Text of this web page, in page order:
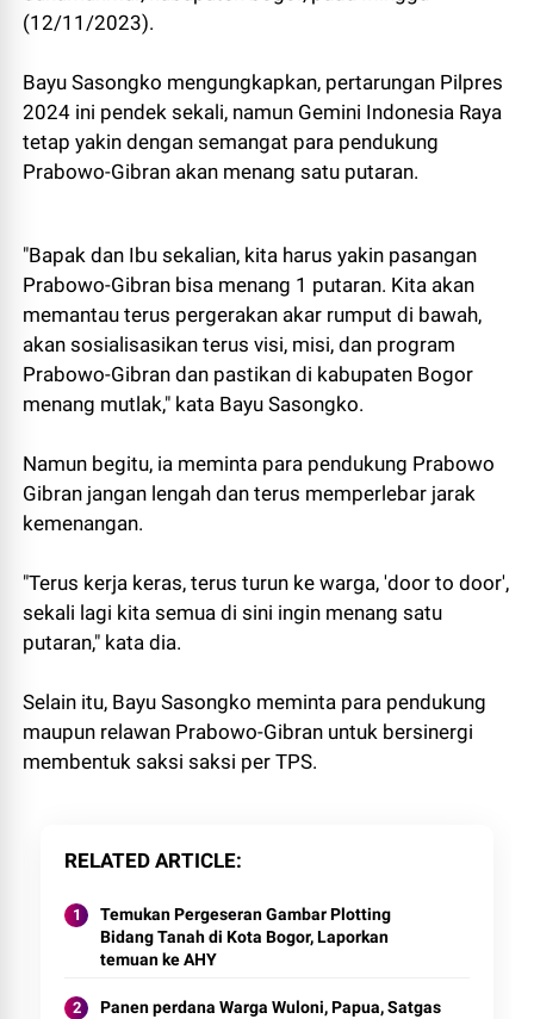
(12/11/2023).⁣
Bayu Sasongko mengungkapkan, pertarungan Pilpres
2024 ini pendek sekali, namun Gemini Indonesia Raya
tetap yakin dengan semangat para pendukung
Prabowo-Gibran akan menang satu putaran.⁣
"Bapak dan Ibu sekalian, kita harus yakin pasangan
Prabowo-Gibran bisa menang 1 putaran. Kita akan
memantau terus pergerakan akar rumput di bawah,
akan sosialisasikan terus visi, misi, dan program
Prabowo-Gibran dan pastikan di kabupaten Bogor
menang mutlak," kata Bayu Sasongko.
Namun begitu, ia meminta para pendukung Prabowo
Gibran jangan lengah dan terus memperlebar jarak
kemenangan.
"Terus kerja keras, terus turun ke warga, 'door to door',
sekali lagi kita semua di sini ingin menang satu
putaran," kata dia.⁣
Selain itu, Bayu Sasongko meminta para pendukung
maupun relawan Prabowo-Gibran untuk bersinergi
membentuk saksi saksi per TPS.
RELATED ARTICLE
Temukan Pergeseran Gambar Plotting
Bidang Tanah di Kota Bogor, Laporkan
temuan ke AHY
Panen perdana Warga Wuloni, Papua, Satgas